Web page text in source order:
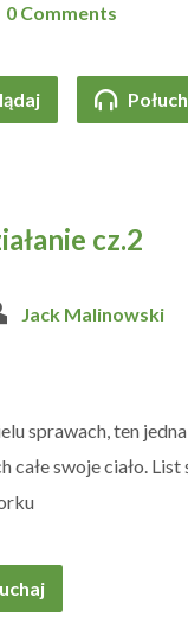
0 Comments
cz.2
Jack Malinowski
sprawach, ten
całe swoje ciało.